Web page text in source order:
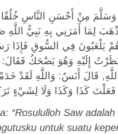
مِنْ أَحْسَنِ النَّاسِ خُلُقًا
لِمَا أَمَرَنِي بِهِ نَبِيُّ اللَّهِ
فِي السُّوقِ فَإِذَا
إِلَيْهِ وَهُوَ يَضْحَكُ
قَالَ أَنَسٌ: وَاللَّهِ لَقَدْ
كَذَا وَكَذَا وَلَا لِشَيْءٍ
“Rosululloh Saw
untuk suatu